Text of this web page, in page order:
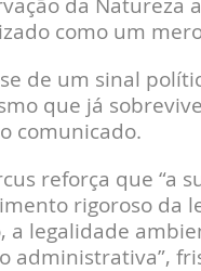
como um
de um sinal
que já
comunicado.
reforça que “a
rigoroso da
a legalidade
administrativa”,